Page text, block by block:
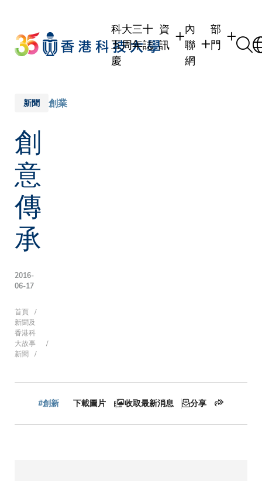
main
content
科大三十
五周年誌
慶
資
訊
內
聯
網
部
門
新聞 創業
創
意
傳
承
2016-
06-17
導
航
連
首頁
新聞及
香港科
大故事
新聞
#創新 下載圖片 收取最新消息 分享